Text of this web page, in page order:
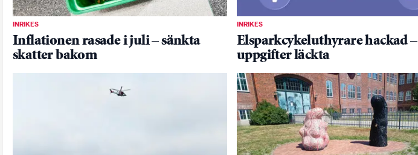
INRIKES
Inflationen rasade i juli – sänkta
skatter bakom
INRIKES
Elsparkcykeluthyrare hackad –
uppgifter läckta